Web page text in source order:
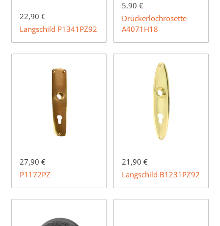
22,90 €
Langschild P1341PZ92
5,90 €
Drückerlochrosette
A4071H18
27,90 €
P1172PZ
21,90 €
Langschild B1231PZ92